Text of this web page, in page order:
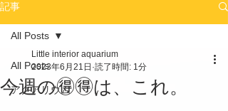
記事
All Posts
アクアリウム
All Posts
今週の🉐🉐は、これ。
Little interior aquarium
2023年6月21日 読了時間: 1分